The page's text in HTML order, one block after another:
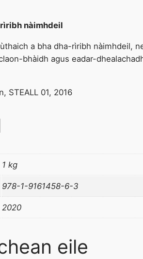
nàimhdeil
a bha dha-rìribh nàimhdeil,
bhàidh agus eadar-
STEALL 01, 2016
1 kg
978-1-9161458-6-3
2020
eile